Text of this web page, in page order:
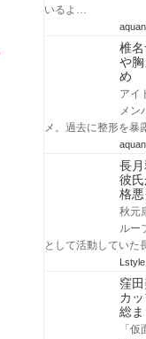
いるよ…
椎
や
め
アイ
メン
メ。過去に整形を
長
彼
格
秋元
ルー
として活動してい
Lstyle
窪
カ
総
「